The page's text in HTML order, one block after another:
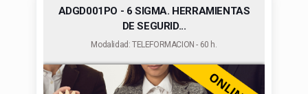
ADGD001PO - 6 SIGMA. HERRAMIENTAS
DE SEGURID...
Modalidad: TELEFORMACION - 60 h.